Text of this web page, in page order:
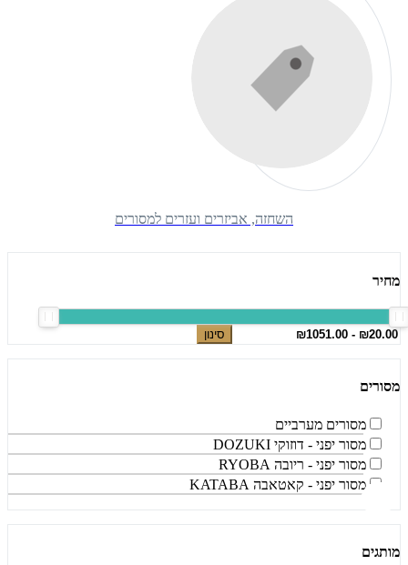
השחזה, אביזרים ועזרים למסורים
מחיר
סינון
מסורים
מסורים מערביים
מסור יפני - דוזוקי DOZUKI
מסור יפני - ריובה RYOBA
מסור יפני - קאטאבה KATABA
מותגים